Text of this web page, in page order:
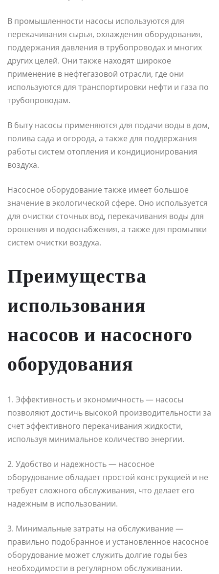
В промышленности насосы используются для
перекачивания сырья, охлаждения оборудования,
поддержания давления в трубопроводах и многих
других целей. Они также находят широкое
применение в нефтегазовой отрасли, где они
используются для транспортировки нефти и газа по
трубопроводам.
В быту насосы применяются для подачи воды в дом,
полива сада и огорода, а также для поддержания
работы систем отопления и кондиционирования
воздуха.
Насосное оборудование также имеет большое
значение в экологической сфере. Оно используется
для очистки сточных вод, перекачивания воды для
орошения и водоснабжения, а также для промывки
систем очистки воздуха.
Преимущества
использования
насосов и насосного
оборудования
1. Эффективность и экономичность — насосы
позволяют достичь высокой производительности за
счет эффективного перекачивания жидкости,
используя минимальное количество энергии.
2. Удобство и надежность — насосное
оборудование обладает простой конструкцией и не
требует сложного обслуживания, что делает его
надежным в использовании.
3. Минимальные затраты на обслуживание —
правильно подобранное и установленное насосное
оборудование может служить долгие годы без
необходимости в регулярном обслуживании.